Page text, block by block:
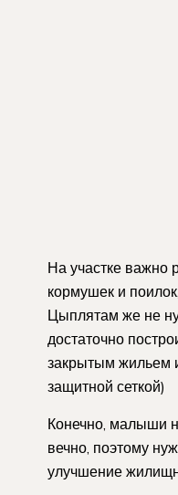
На участке важно
кормушек и
Цыплятам же не
достаточно
закрытым жильем
защитной сеткой)
Конечно, малыши
вечно, поэтому
улучшение